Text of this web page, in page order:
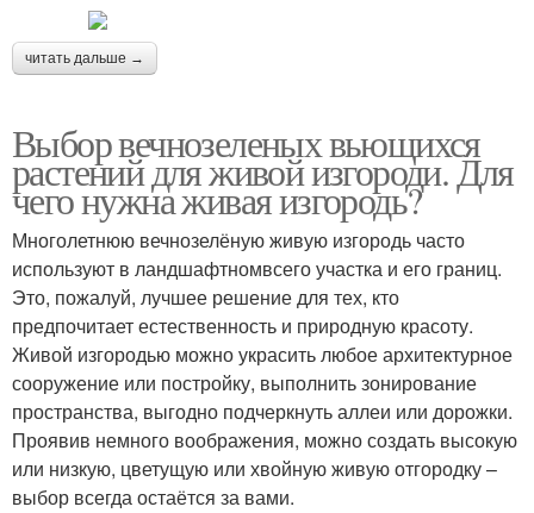
читать дальше →
Выбор вечнозеленых вьющихся
растений для живой изгороди. Для
чего нужна живая изгородь?
Многолетнюю вечнозелёную живую изгородь часто
используют в ландшафтномвсего участка и его границ.
Это, пожалуй, лучшее решение для тех, кто
предпочитает естественность и природную красоту.
Живой изгородью можно украсить любое архитектурное
сооружение или постройку, выполнить зонирование
пространства, выгодно подчеркнуть аллеи или дорожки.
Проявив немного воображения, можно создать высокую
или низкую, цветущую или хвойную живую отгородку –
выбор всегда остаётся за вами.